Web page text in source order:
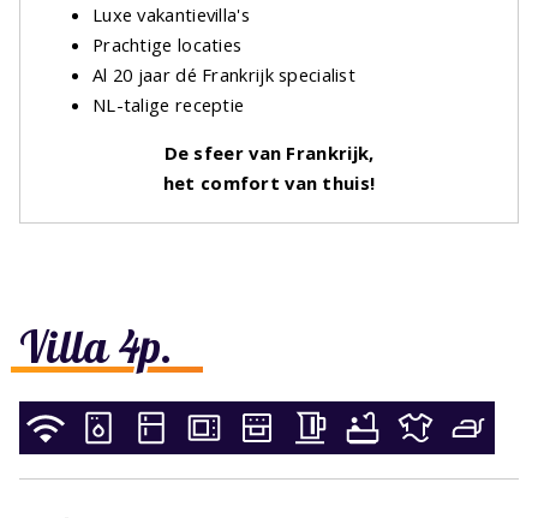
Villa 4p.
Luxe vakantievilla's
Prachtige locaties
Al 20 jaar dé Frankrijk specialist
NL-talige receptie
De sfeer van Frankrijk,
het comfort van thuis!